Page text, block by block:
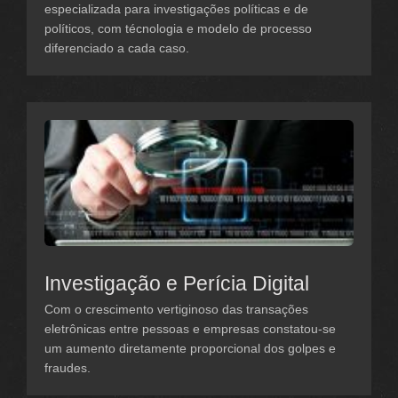
especializada para investigações políticas e de
políticos, com técnologia e modelo de processo
diferenciado a cada caso.
Investigação e Perícia Digital
Com o crescimento vertiginoso das transações
eletrônicas entre pessoas e empresas constatou-se
um aumento diretamente proporcional dos golpes e
fraudes.